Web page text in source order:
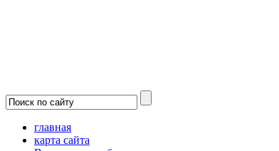
главная
карта сайта